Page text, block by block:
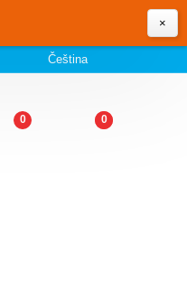
×
Čeština
0 0